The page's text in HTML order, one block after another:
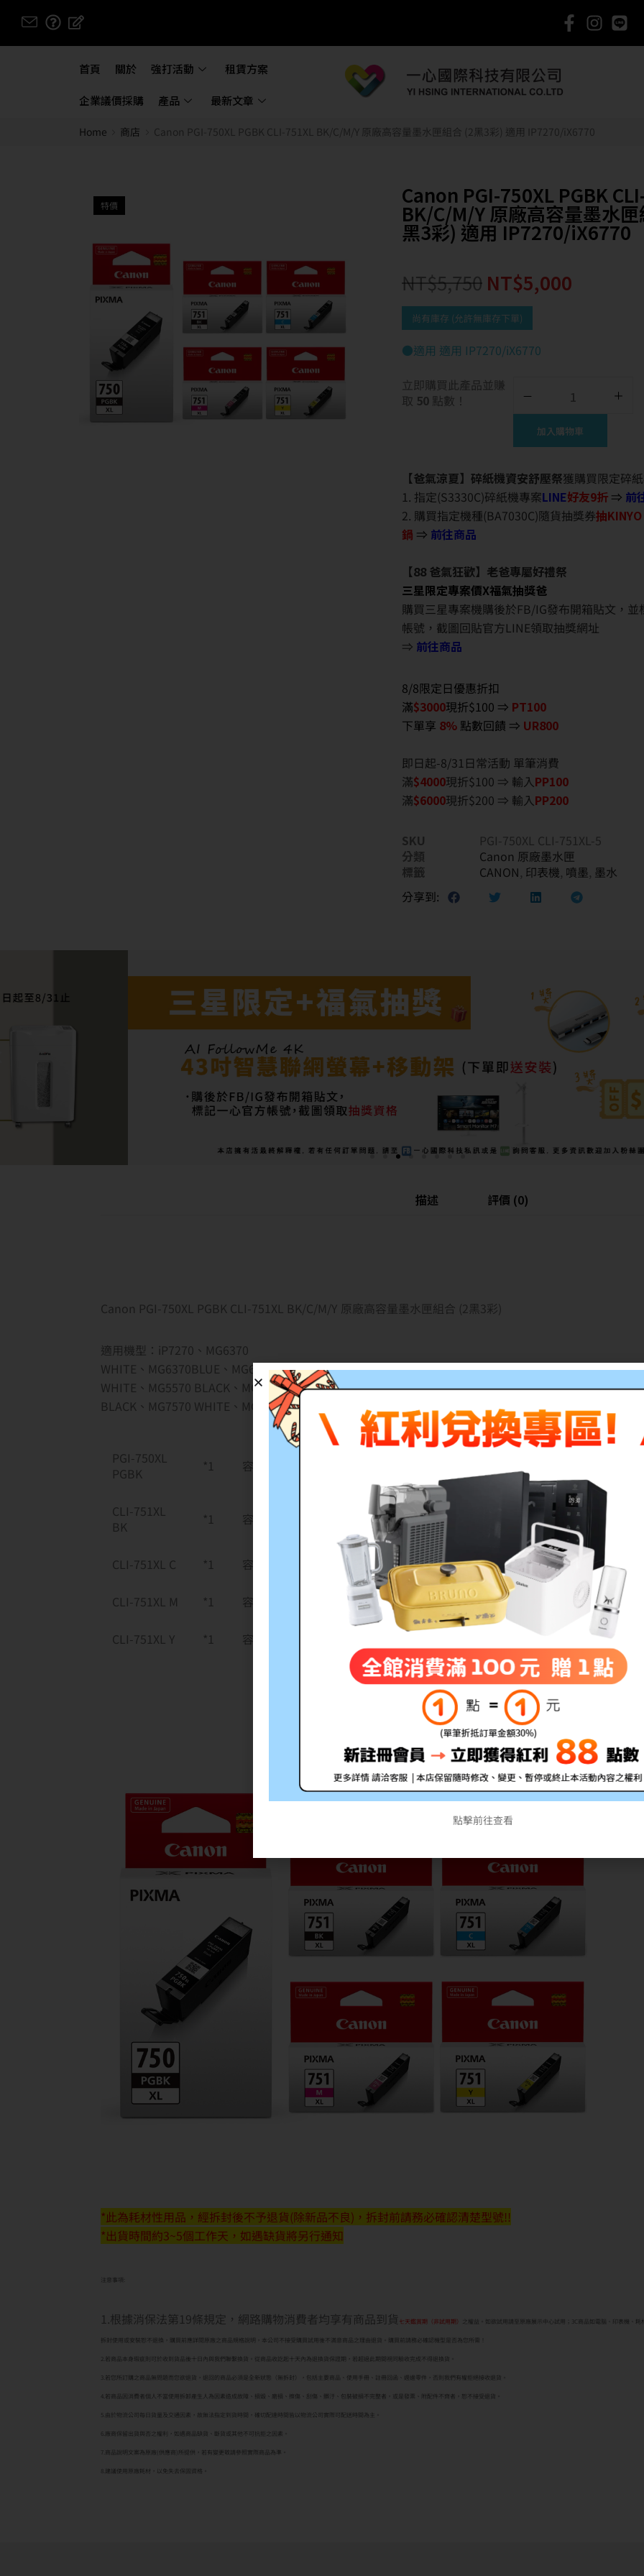
首頁 關於 強打活動 租賃方案
企業議價採購 產品 最新文章
Home 商店 Canon PGI-750XL PGBK CLI-751XL BK/C/M/Y 原廠高容量墨水匣組合 (2黑3彩) 適用 IP7270/iX6770
特價 Canon PGI-750XL PGBK
BK/C/M/Y 原廠高容量墨水
黑3彩) 適用 IP7270/iX6770
NT$5,750 NT$5,000
尚有庫存 (允許無庫存下單)
●適用 適用 IP7270/iX6770
立即購買此產品並賺
取 50點數！
加入購物車
【爸氣涼夏】碎紙機資安舒壓祭獲購買限定碎
1. 指定(S3330C)碎紙機專案LINE好友9折 ⇒ 前
2. 購買指定機種(BA7030C)隨貨抽獎券抽
鍋 ⇒ 前往商品
【88 爸氣狂歡】老爸專屬好禮祭
三星限定專案價X福氣抽獎爸
購買三星專案機購後於FB/IG發布開箱貼文，並
帳號，截圖回貼官方LINE領取抽獎網址
⇒ 前往商品
8/8限定日優惠折扣
滿$3000現折$100 ⇒ PT100
下單享 8% 點數回饋 ⇒ UR800
即日起-8/31日常活動 單筆消費
滿$4000現折$100 ⇒ 輸入PP100
滿$6000現折$200 ⇒ 輸入PP200
SKU
PGI-750XL CLI-751XL-5
分類
Canon 原廠墨水匣
標籤
CANON, 印表機, 噴墨, 墨水
分享到:
描述 評價 (0)
Canon PGI-750XL PGBK CLI-751XL BK/C/M/Y 原廠高容量墨水匣組合 (2黑3彩)
適用機型：iP7270、MG6370
WHITE、MG6370BLUE、MG6370 BLACK、MG5470、MX927、MX727、MG7170 BLACK、MG7170
WHITE、MG5570 BLACK、MG5570 WHITE、iP8770、iX6770、MG5670 BLACK、MG5670 WHITE、
BLACK、MG7570 WHITE、MG7570 ORANGE
PGI-750XL
PGBK
*1 容量 : 22ml
CLI-751XL
BK
*1 容量 : 11ml
CLI-751XL C *1 容量 : 11ml
CLI-751XL M *1 容量 : 11ml
CLI-751XL Y *1 容量 : 11ml
*此為耗材性用品，經拆封後不予退貨(除新品不良)，拆封前請務必確認清楚型號!!
*出貨時間約3~5個工作天，如遇缺貨將另行通知
注意事項:
1.根據消保法第19條規定，網路購物消費者均享有商品到貨 七天鑑賞期（非試用期） 之權益。如欲試用請至原廠展示中心試用；3C商品如電腦、印表機、
拆封使用或安裝恕不退換，購買前應詳閱原廠之商品規格說明，本公司不接受購買試用後不滿意商品之理由退貨。購買前請務必確認機型是否為您所需！
2.若商品本身瑕疵則可於收到貨品後十日內與我們聯繫換貨。從商品收訖起十天內為退換貨保證期，若超過此期間視同驗收完成不得退換貨。
3.若您所訂購之商品無問題而您欲退貨，退回的商品必須是全新狀態（無拆封），包括主要商品、使用手冊、註冊回函、週邊零件，否則我們有權拒絕接收退貨。
4.若商品因消費者個人不當使用拆卸產生人為因素造成故障、損毀、磨損、擦傷、刮傷、髒汙、包裝破損不完整者，或是發票、附配件不齊者，恕不接受退貨。
5.由於物流公司每日貨量及交通因素，故無法指定到貨時間，確切配達時間皆以物流公司實際可配送時間為主。
6.廠商保留出貨與否之權利，如遇商品缺貨、斷貨或其他不可抗拒之因素。
7.商品說明文案為原廠(供應商)所提供，若有變更敬請參照實際商品為準。
8.建議使用原廠耗材，以免失去保固資格。
點擊前往查看